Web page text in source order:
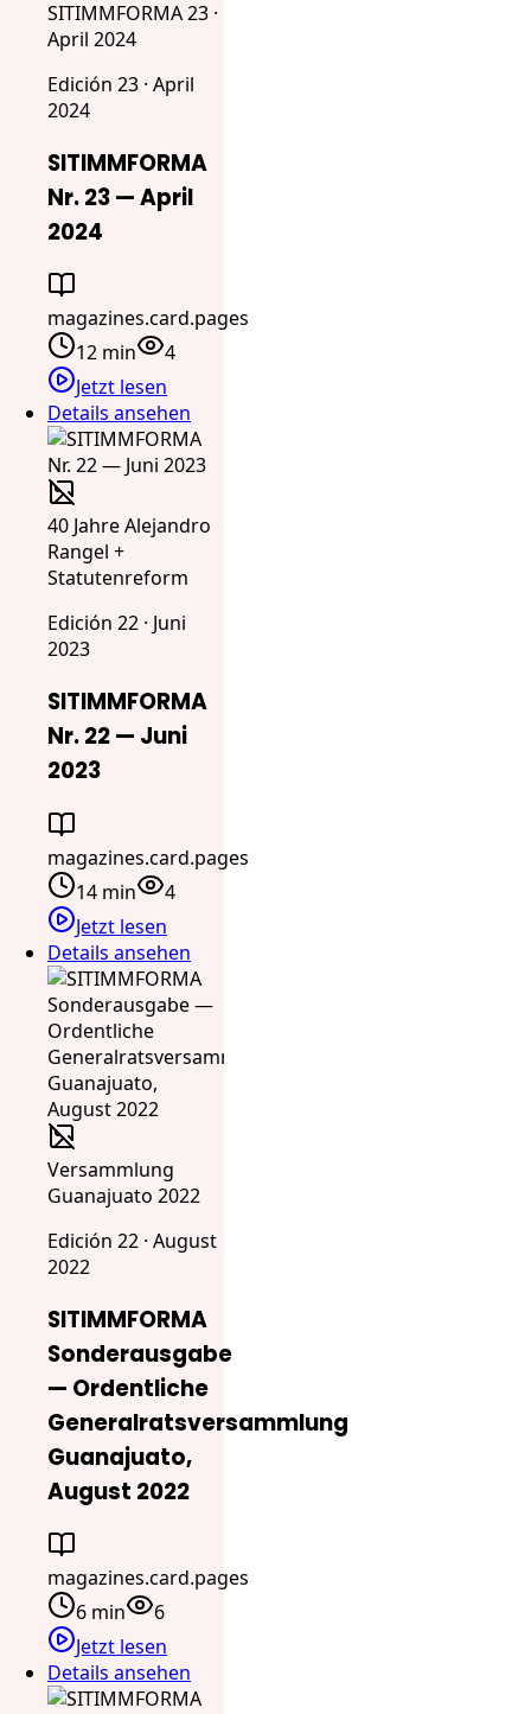
SITIMMFORMA 23 ·
April 2024
Edición 23 · April
2024
SITIMMFORMA
Nr. 23 — April
2024
magazines.card.pages
12 min
4
Jetzt lesen
Details ansehen
40 Jahre Alejandro
Rangel +
Statutenreform
Edición 22 · Juni
2023
SITIMMFORMA
Nr. 22 — Juni
2023
magazines.card.pages
14 min
4
Jetzt lesen
Details ansehen
Versammlung
Guanajuato 2022
Edición 22 · August
2022
SITIMMFORMA
Sonderausgabe
— Ordentliche
Generalratsversammlung
Guanajuato,
August 2022
magazines.card.pages
6 min
6
Jetzt lesen
Details ansehen